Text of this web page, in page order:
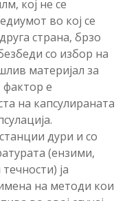
кој не се
во кој се
страна, брзо
со избор на
материјал за
е
на капсулираната
дури и со
(ензими,
ја
на методи кои